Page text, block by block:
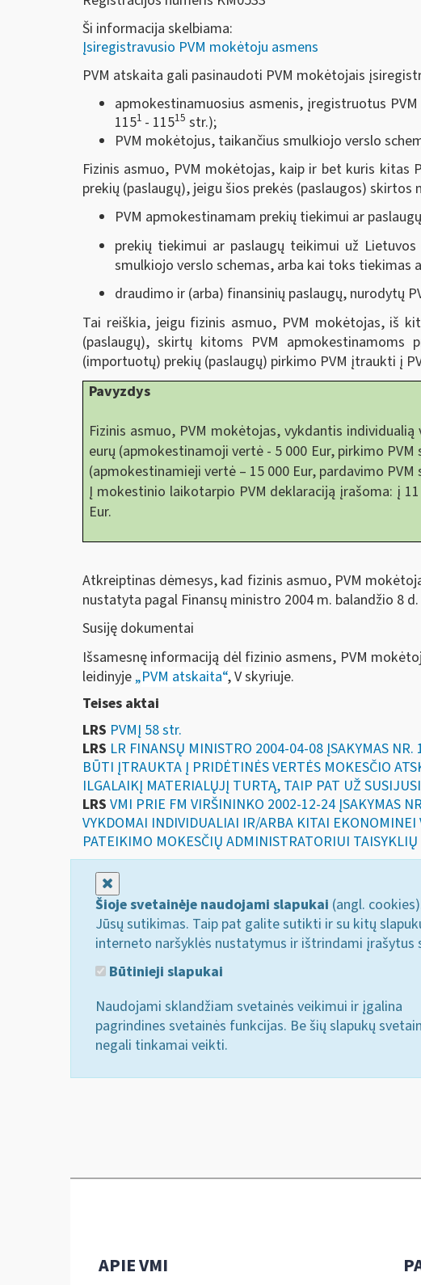
Ši informacija skelbiama:
Įsiregistravusio PVM mokėtoju asmens
PVM atskaita gali pasinaudoti PVM mokėtojais
apmokestinamuosius asmenis, įregistruotus
1151 - 11515 str.);
PVM mokėtojus, taikančius smulkiojo verslo
Fizinis asmuo, PVM mokėtojas, kaip ir bet kuris kitas
prekių (paslaugų), jeigu šios prekės (paslaugos)
PVM apmokestinamam prekių tiekimui ar
prekių tiekimui ar paslaugų teikimui už
smulkiojo verslo schemas, arba kai toks tiekimas
draudimo ir (arba) finansinių paslaugų, nurodytų
Tai reiškia, jeigu fizinis asmuo, PVM mokėtojas, iš
(paslaugų), skirtų kitoms PVM
(importuotų) prekių (paslaugų) pirkimo PVM įtraukti į
Pavyzdys
Fizinis asmuo, PVM mokėtojas, vykdantis
eurų (apmokestinamoji vertė - 5 000 Eur, pirkimo
(apmokestinamieji vertė – 15 000 Eur, pardavimo
Į mokestinio laikotarpio PVM deklaraciją įrašoma: į
Eur.
Atkreiptinas dėmesys, kad fizinis asmuo, PVM
nustatyta pagal Finansų ministro 2004 m. balandžio 8
Susiję dokumentai
Išsamesnę informaciją dėl fizinio asmens, PVM
leidinyje „PVM atskaita“, V skyriuje.
Teises aktai
LRS PVMĮ 58 str.
LRS LR FINANSŲ MINISTRO 2004-04-08 ĮSAKYMAS
BŪTI ĮTRAUKTA Į PRIDĖTINĖS VERTĖS MOKESČIO
ILGALAIKĮ MATERIALŲJĮ TURTĄ, TAIP PAT UŽ
LRS VMI PRIE FM VIRŠININKO 2002-12-24 ĮSAKYMAS
VYKDOMAI INDIVIDUALIAI IR/ARBA KITAI
PATEIKIMO MOKESČIŲ ADMINISTRATORIUI
Šioje svetainėje naudojami slapukai (angl.
Jūsų sutikimas. Taip pat galite sutikti ir su kitų
interneto naršyklės nustatymus ir ištrindami įrašytus
Būtinieji slapukai
Naudojami sklandžiam svetainės veikimui ir įgalina
pagrindines svetainės funkcijas. Be šių slapukų
negali tinkamai veikti.
APIE VMI